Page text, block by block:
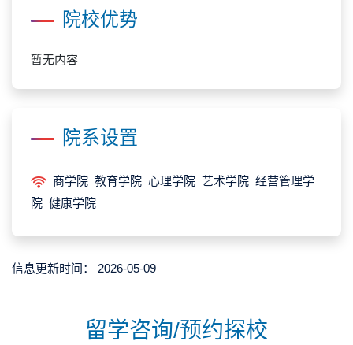
院校优势
暂无内容
院系设置
商学院 教育学院 心理学院 艺术学院 经营管理学
院 健康学院
信息更新时间： 2026-05-09
留学咨询/预约探校